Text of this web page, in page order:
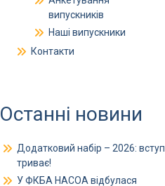
випускників
Наші випускники
Контакти
Останні новини
Додатковий набір – 2026: вступ
триває!
У ФКБА НАСОА відбулася